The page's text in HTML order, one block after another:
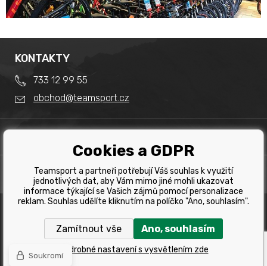
Obchodní podmínky
Splátkový prodej
Reklamace
Tabulka velikostí kol
Tabulka velikostí oblečení
Výběr správného kola
PRODEJNA
Team Sport - Tomáš Binar
Dlouhá 1228/44C
Havířov
KONTAKTY
733 12 99 55
obchod@teamsport.cz
Copyright © 2019 Team Sport Havířov. Všechna pravá
vyhrazena.
Internetové obchody
www stránky
Cookies a GDPR
Teamsport a partneři potřebují Váš souhlas k využití
jednotlivých dat, aby Vám mimo jiné mohli ukazovat
informace týkající se Vašich zájmů pomocí personalizace
reklam. Souhlas udělíte kliknutím na políčko "Ano, souhlasím".
Zamítnout vše Ano, souhlasím
Podrobné nastavení s vysvětlením zde
Soukromí